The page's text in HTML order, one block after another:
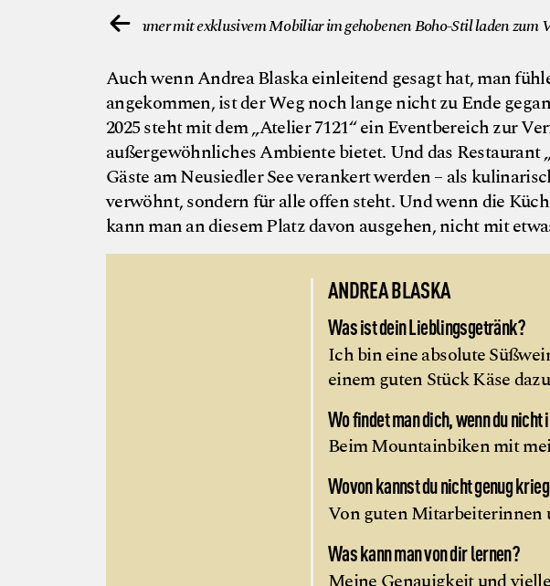
Zimmer mit exklusivem Mobiliar im gehobenen Boho-Stil laden zum
Auch wenn Andrea Blaska einleitend gesagt hat, man
angekommen, ist der Weg noch lange nicht zu Ende
2025 steht mit dem „Atelier 7121“ ein Eventbereich zur
außergewöhnliches Ambiente bietet. Und das
Gäste am Neusiedler See verankert werden – als
verwöhnt, sondern für alle offen steht. Und wenn die
kann man an diesem Platz davon ausgehen, nicht mit
ANDREA BLASKA
Was ist dein Lieblingsgetränk?
Ich bin eine absolute
einem guten Stück Käse
Wo findet man dich, wenn du
Beim Mountainbiken mit
Wovon kannst du nicht genug
Von guten Mitarbeiterinnen
Was kann man von dir lernen?